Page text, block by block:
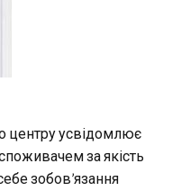
центру усвідомлює
за якість
зобов’язання